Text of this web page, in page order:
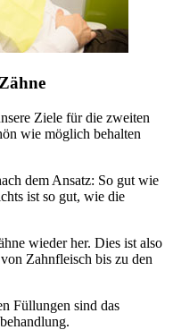
Ziele für die zweiten
wie möglich behalten
dem Ansatz: So gut wie
ist so gut, wie die
wieder her. Dies ist also
Zahnfleisch bis zu den
Füllungen sind das